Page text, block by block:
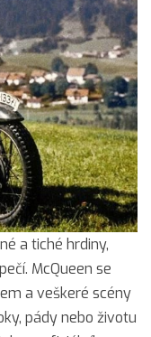
a tiché hrdiny,
McQueen se
a veškeré scény
pády nebo životu